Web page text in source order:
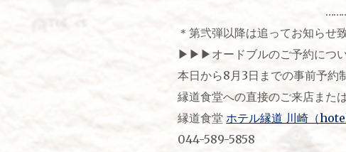
………and
＊第弐弾以降は追ってお知らせ
▶︎▶︎▶︎オードブルのご予約に
本日から8月3日までの事前予約
縁道食堂への直接のご来店また
縁道食堂 ホテル縁道 川崎（
044-589-5858